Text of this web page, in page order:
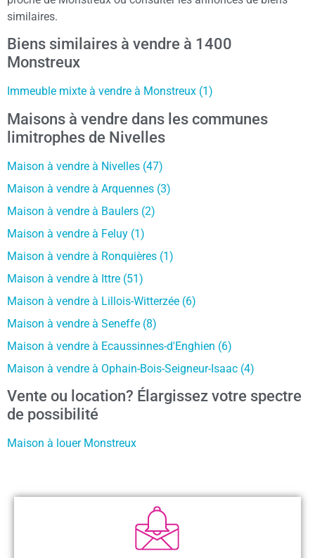
similaires.
Biens similaires à vendre à 1400
Monstreux
Immeuble mixte à vendre à Monstreux (1)
Maisons à vendre dans les communes
limitrophes de Nivelles
Maison à vendre à Nivelles (47)
Maison à vendre à Arquennes (3)
Maison à vendre à Baulers (2)
Maison à vendre à Feluy (1)
Maison à vendre à Ronquières (1)
Maison à vendre à Ittre (51)
Maison à vendre à Lillois-Witterzée (6)
Maison à vendre à Seneffe (8)
Maison à vendre à Ecaussinnes-d'Enghien (6)
Maison à vendre à Ophain-Bois-Seigneur-Isaac (4)
Vente ou location? Élargissez votre spectre
de possibilité
Maison à louer Monstreux